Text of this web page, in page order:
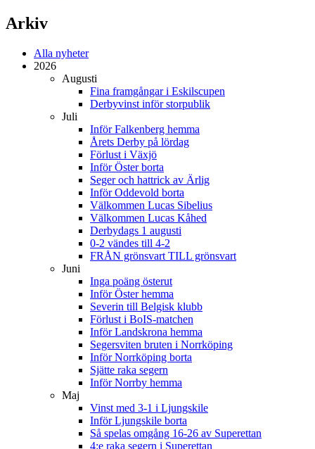
Arkiv
Alla nyheter
2026
Augusti
Fina framgångar i Eskilscupen
Derbyvinst inför storpublik
Juli
Inför Falkenberg hemma
Årets Derby på lördag
Förlust i Växjö
Inför Öster borta
Seger och hattrick av Ärlig
Inför Oddevold borta
Välkommen Lucas Sibelius
Välkommen Lucas Kåhed
Derbydags 1 augusti
0-2 vändes till 4-2
FRÅN grönsvart TILL grönsvart
Juni
Inga poäng österut
Inför Öster hemma
Severin till Belgisk klubb
Förlust i BoIS-matchen
Inför Landskrona hemma
Segersviten bruten i Norrköping
Inför Norrköping borta
Sjätte raka segern
Inför Norrby hemma
Maj
Vinst med 3-1 i Ljungskile
Inför Ljungskile borta
Så spelas omgång 16-26 av Superettan
4:e raka segern i Superettan